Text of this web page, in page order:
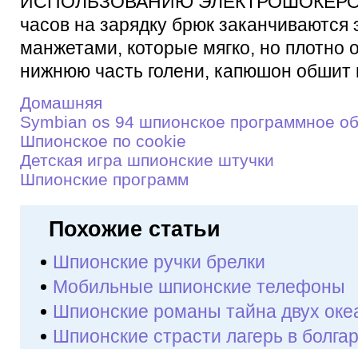
часов на зарядку брюк
манжетами, которые мягко, но плотно
нижнюю часть голени, капюшон обшит
Домашняя
Symbian os 94 шпионское программное
Шпионское по cookie
Детскaя игрa шпионские штучки
Шпионские программ
Похожие статьи
Шпионские ручки брелки
Мобильные шпионские телефоны
Шпионские романы тайна двух
Шпионские страсти лагерь в